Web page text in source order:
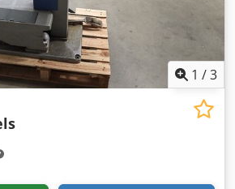
1 /3